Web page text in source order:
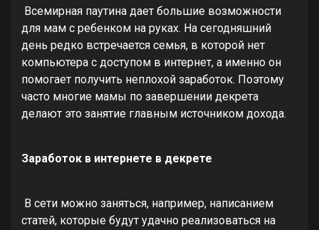
Всемирная паутина дает большие возможности
для мам с ребенком на руках. На сегодняшний
день редко встречается семья, в которой нет
компьютера с доступом в интернет, а именно он
помогает получить неплохой заработок. Поэтому
часто многие мамы по завершении декрета
делают это занятие главным источником дохода.
Заработок в интернете в декрете
В сети можно заняться, например, написанием
статей, которые будут удачно реализоваться на